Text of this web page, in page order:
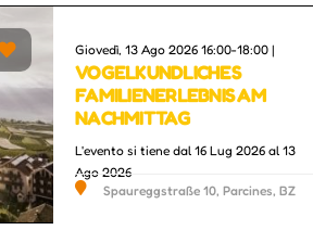
Giovedì, 13 Ago 2026 16:00-18:00 |
VOGELKUNDLICHES
FAMILIENERLEBNIS AM
NACHMITTAG
L'evento si tiene dal 16 Lug 2026 al 13
Ago 2026
Spaureggstraße 10, Parcines, BZ